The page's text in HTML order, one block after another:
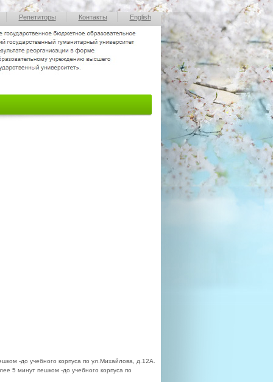
Репетиторы Контакты English
-до учебного корпуса по ул.Михайлова, д.12А.
5 минут пешком -до учебного корпуса по